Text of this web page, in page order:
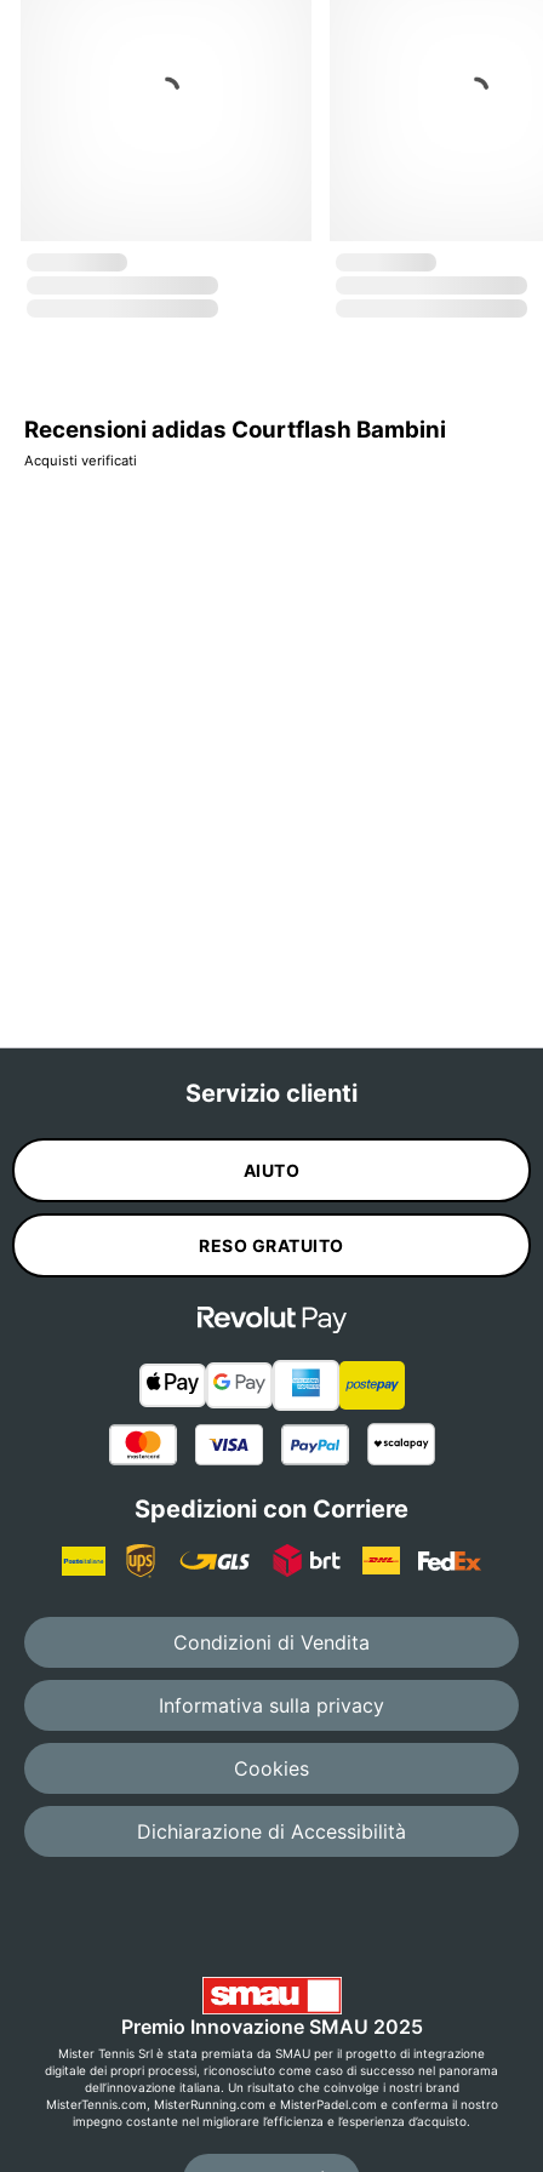
Recensioni adidas Courtflash Bambini
Acquisti verificati
Servizio clienti
AIUTO
RESO GRATUITO
Spedizioni con Corriere
Condizioni di Vendita
Informativa sulla privacy
Cookies
Dichiarazione di Accessibilità
Premio Innovazione SMAU 2025
Mister Tennis Srl è stata premiata da SMAU per il progetto di integrazione
digitale dei propri processi, riconosciuto come caso di successo nel panorama
dell’innovazione italiana. Un risultato che coinvolge i nostri brand
MisterTennis.com, MisterRunning.com e MisterPadel.com e conferma il nostro
impegno costante nel migliorare l’efficienza e l’esperienza d’acquisto.